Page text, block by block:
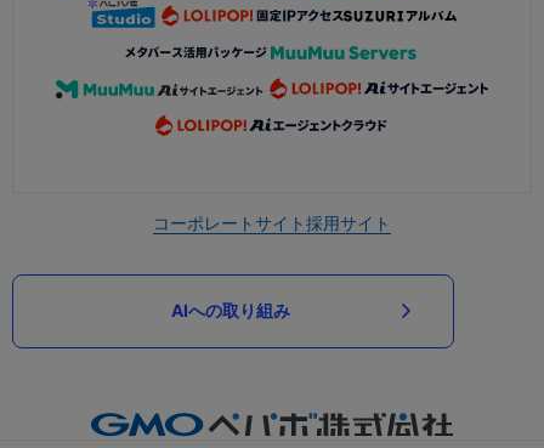
コーポレートサイト採用サイト
AIへの取り組み